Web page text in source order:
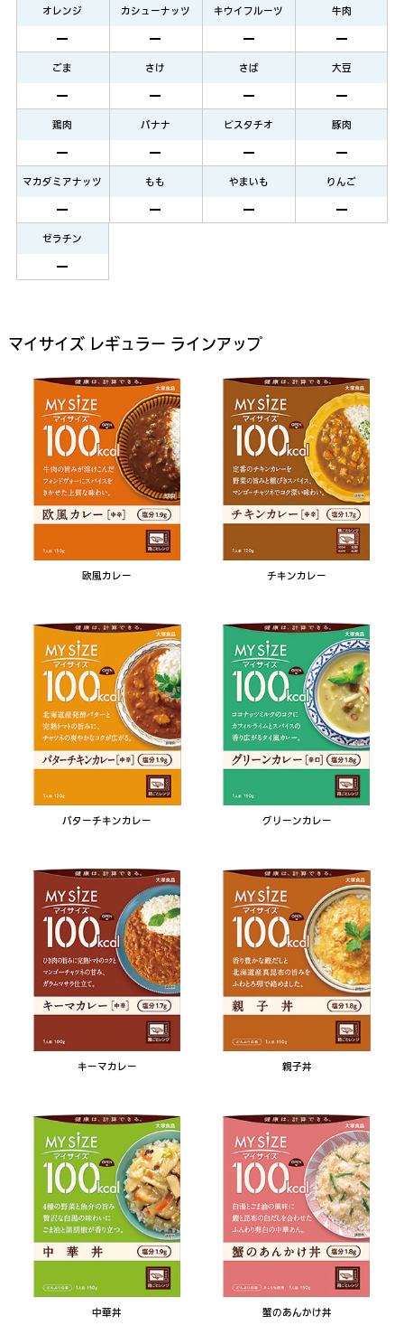
オレンジ カシューナッツ キウイフルーツ 牛肉
ごま さけ さば 大豆
鶏肉 バナナ ピスタチオ 豚肉
マカダミアナッツ もも やまいも りんご
ゼラチン
マイサイズ レギュラー ラインアップ
欧風カレー チキンカレー
バターチキンカレー グリーンカレー
キーマカレー 親子丼
中華丼 蟹のあんかけ丼